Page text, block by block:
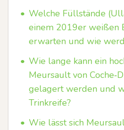
• Welche Füllstände
einem 2019er weißen
erwarten und wie
• Wie lange kann ein
Meursault von
gelagert werden und
Trinkreife?
• Wie lässt sich